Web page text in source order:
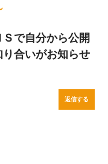
で自分から公開
合いがお知らせ
返信する